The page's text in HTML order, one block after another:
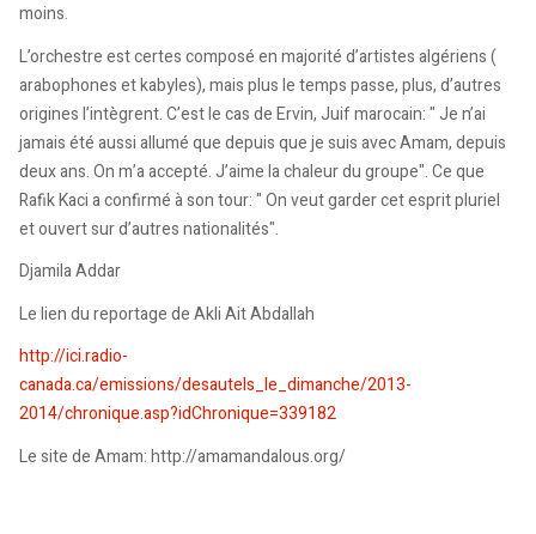
moins.
L’orchestre est certes composé en majorité d’artistes algériens (
arabophones et kabyles), mais plus le temps passe, plus, d’autres
origines l’intègrent. C’est le cas de Ervin, Juif marocain: " Je n’ai
jamais été aussi allumé que depuis que je suis avec Amam, depuis
deux ans. On m’a accepté. J’aime la chaleur du groupe". Ce que
Rafik Kaci a confirmé à son tour: " On veut garder cet esprit pluriel
et ouvert sur d’autres nationalités".
Djamila Addar
Le lien du reportage de Akli Ait Abdallah
http://ici.radio-
canada.ca/emissions/desautels_le_dimanche/2013-
2014/chronique.asp?idChronique=339182
Le site de Amam:http://amamandalous.org/